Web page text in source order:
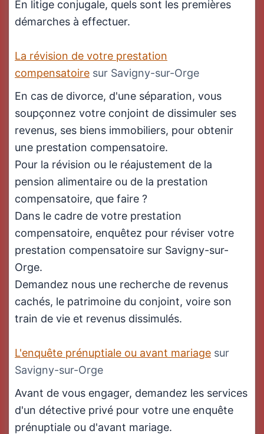
En litige conjugale, quels sont les premières
démarches à effectuer.
La révision de votre prestation
compensatoire sur Savigny-sur-Orge
En cas de divorce, d'une séparation, vous
soupçonnez votre conjoint de dissimuler ses
revenus, ses biens immobiliers, pour obtenir
une prestation compensatoire.
Pour la révision ou le réajustement de la
pension alimentaire ou de la prestation
compensatoire, que faire ?
Dans le cadre de votre prestation
compensatoire, enquêtez pour réviser votre
prestation compensatoire sur Savigny-sur-
Orge.
Demandez nous une recherche de revenus
cachés, le patrimoine du conjoint, voire son
train de vie et revenus dissimulés.
L'enquête prénuptiale ou avant mariage sur
Savigny-sur-Orge
Avant de vous engager, demandez les services
d'un détective privé pour votre une enquête
prénuptiale ou d'avant mariage.